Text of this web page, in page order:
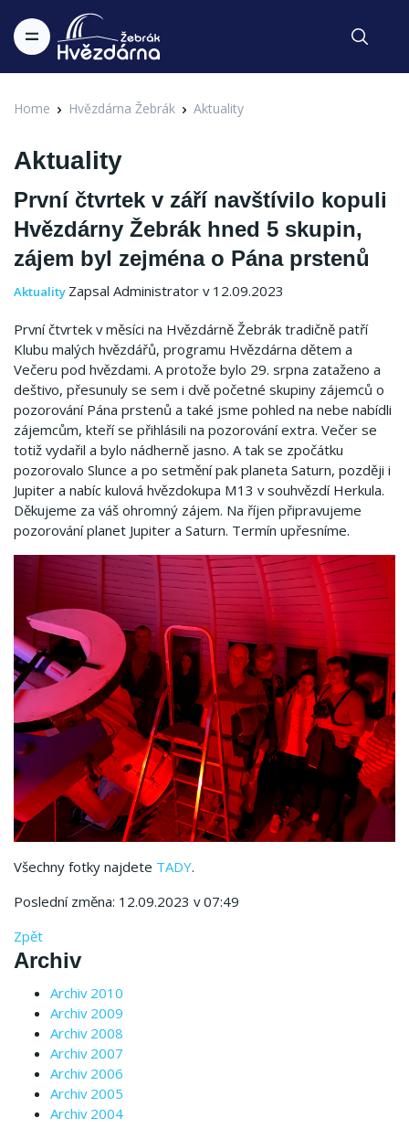
Home Hvězdárna Žebrák Aktuality
Aktuality
První čtvrtek v září navštívilo kopuli
Hvězdárny Žebrák hned 5 skupin,
zájem byl zejména o Pána prstenů
Aktuality Zapsal Administrator v 12.09.2023
První čtvrtek v měsíci na Hvězdárně Žebrák tradičně patří
Klubu malých hvězdářů, programu Hvězdárna dětem a
Večeru pod hvězdami. A protože bylo 29. srpna zataženo a
deštivo, přesunuly se sem i dvě početné skupiny zájemců o
pozorování Pána prstenů a také jsme pohled na nebe nabídli
zájemcům, kteří se přihlásili na pozorování extra. Večer se
totiž vydařil a bylo nádherně jasno. A tak se zpočátku
pozorovalo Slunce a po setmění pak planeta Saturn, později i
Jupiter a nabíc kulová hvězdokupa M13 v souhvězdí Herkula.
Děkujeme za váš ohromný zájem. Na říjen připravujeme
pozorování planet Jupiter a Saturn. Termín upřesníme.
Všechny fotky najdete TADY.
Poslední změna: 12.09.2023 v 07:49
Zpět
Archiv
Archiv 2010
Archiv 2009
Archiv 2008
Archiv 2007
Archiv 2006
Archiv 2005
Archiv 2004